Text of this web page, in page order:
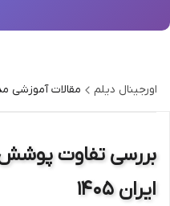
اورجینال دیلم مقالات آموزشی
ایران 1405